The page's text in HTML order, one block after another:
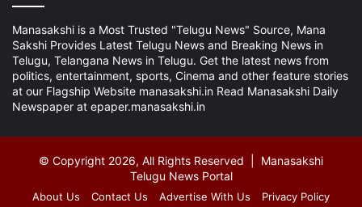
Manasakshi is a Most Trusted "Telugu News" Source, Mana
Sakshi Provides Latest Telugu News and Breaking News in
Telugu, Telangana News in Telugu. Get the latest news from
politics, entertainment, sports, Cinema and other feature stories
at our Flagship Website manasakshi.in Read Manasakshi Daily
Newspaper at epaper.manasakshi.in
© Copyright 2026, All Rights Reserved | Manasakshi
Telugu News Portal
About Us Contact Us Advertise With Us Privacy Policy